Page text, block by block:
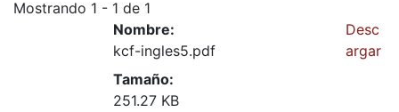
Mostrando 1 - 1 de 1
Nombre:
kcf-ingles5.pdf
Tamaño:
251.27 KB
Desc
argar